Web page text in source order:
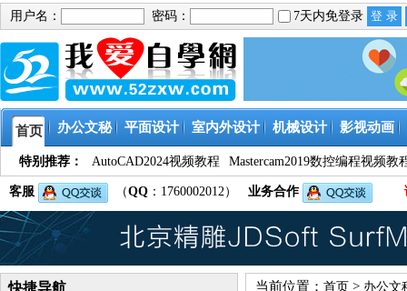
用户名： 密码： 7天内免登录
首页 办公文秘 平面设计 室内外设计 机械设计 影视动画
特别推荐： AutoCAD2024视频教程 Mastercam2019数控编程视频教
客服 （QQ ：1760002012） 业务合作
快捷导航 当前位置： 首页 > 办公文